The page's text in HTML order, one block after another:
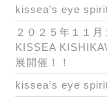
kissea’s eye
２０２５年１１
KISSEA
展開催！！
kissea’s eye